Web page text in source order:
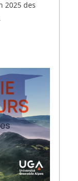
2025 des